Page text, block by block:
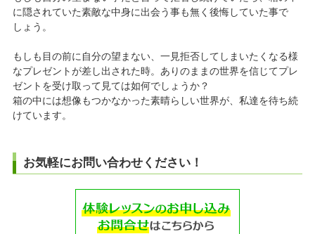
に隠されていた素敵な中身に出会う事も無く後悔していた事で
しょう。
もしも目の前に自分の望まない、一見拒否してしまいたくなる様
なプレゼントが差し出された時。ありのままの世界を信じてプレ
ゼントを受け取って見ては如何でしょうか？
箱の中には想像もつかなかった素晴らしい世界が、私達を待ち続
けています。
お気軽にお問い合わせください！